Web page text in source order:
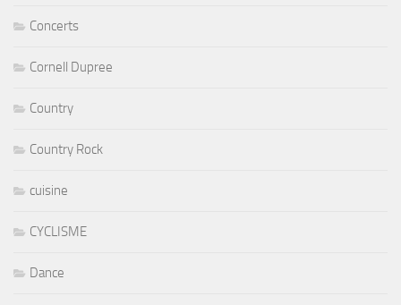
Concerts
Cornell Dupree
Country
Country Rock
cuisine
CYCLISME
Dance